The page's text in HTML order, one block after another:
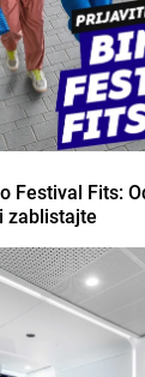
Festival Fits:
zablistajte